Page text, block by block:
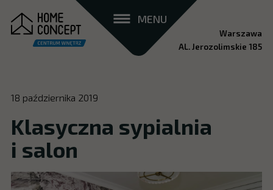
MENU
Warszawa
AL. Jerozolimskie 185
18 października 2019
Klasyczna sypialnia
i salon